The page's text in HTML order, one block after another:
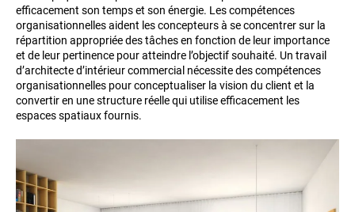
efficacement son temps et son énergie. Les compétences
organisationnelles aident les concepteurs à se concentrer sur la
répartition appropriée des tâches en fonction de leur importance
et de leur pertinence pour atteindre l’objectif souhaité. Un travail
d’architecte d’intérieur commercial nécessite des compétences
organisationnelles pour conceptualiser la vision du client et la
convertir en une structure réelle qui utilise efficacement les
espaces spatiaux fournis.